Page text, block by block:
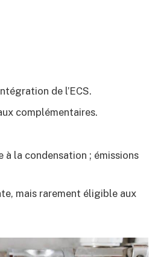
de l’ECS.
complémentaires.
à la condensation ; émissions
mais rarement éligible aux